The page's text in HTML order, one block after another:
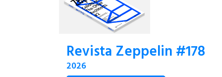
Revista Zeppelin #178
2026